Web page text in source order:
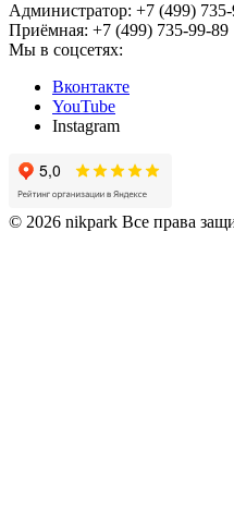
Администратор: +7 (499)
Приёмная: +7 (499) 735-99-89
Мы в соцсетях:
Вконтакте
YouTube
Instagram
© 2026 nikpark Все права